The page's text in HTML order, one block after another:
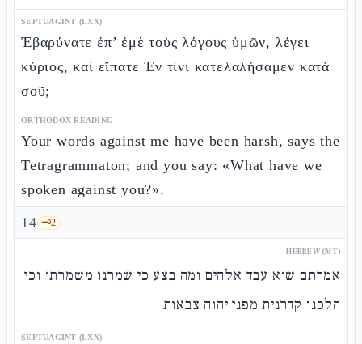
SEPTUAGINT (LXX)
Ἐβαρύνατε ἐπ’ ἐμὲ τοὺς λόγους ὑμῶν, λέγει
κύριος, καὶ εἴπατε Ἐν τίνι κατελαλήσαμεν κατὰ
σοῦ;
ORTHODOX READING
Your words against me have been harsh, says the
Tetragrammaton; and you say: «What have we
spoken against you?».
14 🗝️2
HEBREW (MT)
אמרתם שוא עבד אלהים ומה בצע כי שמרנו משמרתו וכי
הלכנו קדרנית מפני יהוה צבאות
SEPTUAGINT (LXX)